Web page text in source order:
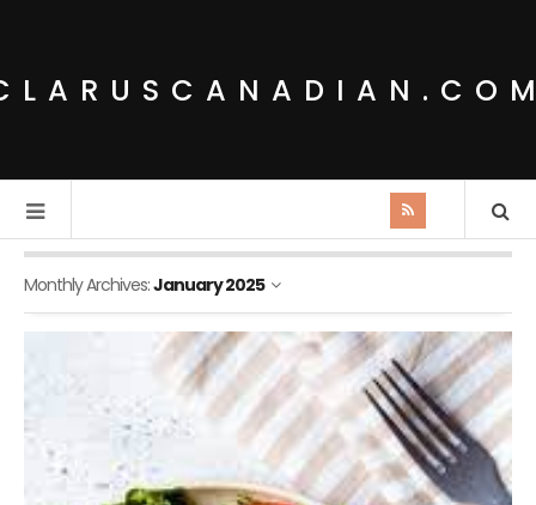
Monthly Archives:January 2025